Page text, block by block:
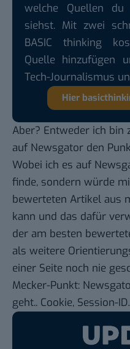
welche Quellen
siehst. Mit zwei
BASIC thinking
Quelle hinzufügen
Tech-Journalismus
Hier
Aber? Entweder ich bin
auf Newsgator den
Wobei ich es auf
finde, sondern würde
bewerteten Artikel aus
kann und das dafür
der am besten
als weitere
einer Seite noch nie
Mecker-Punkt:
geht.. Cookie, Session-